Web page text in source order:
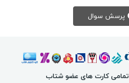
تمامی کارت های عضو شتاب